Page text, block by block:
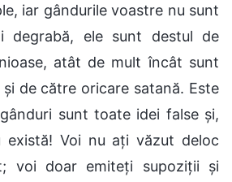
iar gândurile voastre nu sunt
degrabă, ele sunt destul de
atât de mult încât sunt
de către oricare satană. Este
sunt toate idei false și,
există! Voi nu ați văzut deloc
voi doar emiteți supoziții și